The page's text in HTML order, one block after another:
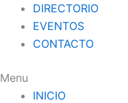
DIRECTORIO
EVENTOS
CONTACTO
Menu
INICIO